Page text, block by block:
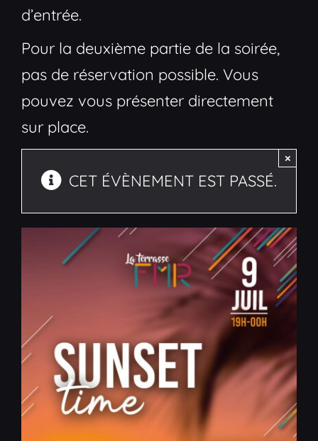
d’entrée.
Pour la deuxième partie de la soirée,
pas de réservation possible. Vous
pouvez vous présenter directement
sur place.
CET ÉVÈNEMENT EST PASSÉ.
×